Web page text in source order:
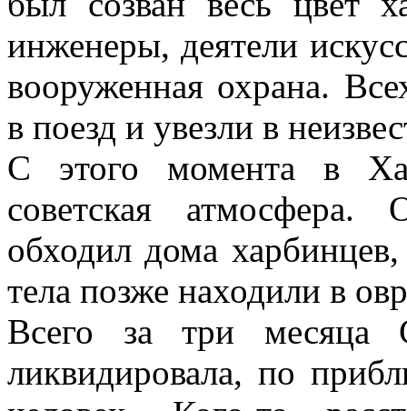
инженеры, деятели
вооруженная охрана.
в поезд и увезли в
С этого момента в
советская
обходил дома
тела позже находили в
Всего за три месяца
ликвидировала, по